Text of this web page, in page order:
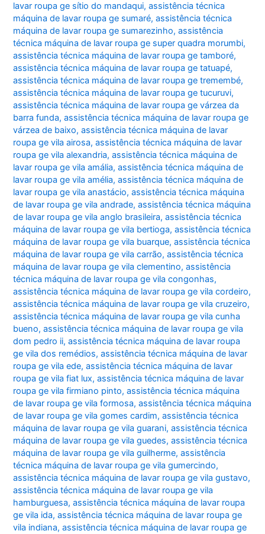
lavar roupa ge sítio do mandaqui,assistência técnica
máquina de lavar roupa ge sumaré,assistência técnica
máquina de lavar roupa ge sumarezinho,assistência
técnica máquina de lavar roupa ge super quadra morumbi,
assistência técnica máquina de lavar roupa ge tamboré,
assistência técnica máquina de lavar roupa ge tatuapé,
assistência técnica máquina de lavar roupa ge tremembé,
assistência técnica máquina de lavar roupa ge tucuruvi,
assistência técnica máquina de lavar roupa ge várzea da
barra funda,assistência técnica máquina de lavar roupa ge
várzea de baixo,assistência técnica máquina de lavar
roupa ge vila airosa,assistência técnica máquina de lavar
roupa ge vila alexandria,assistência técnica máquina de
lavar roupa ge vila amália,assistência técnica máquina de
lavar roupa ge vila amélia,assistência técnica máquina de
lavar roupa ge vila anastácio,assistência técnica máquina
de lavar roupa ge vila andrade,assistência técnica máquina
de lavar roupa ge vila anglo brasileira,assistência técnica
máquina de lavar roupa ge vila bertioga,assistência técnica
máquina de lavar roupa ge vila buarque,assistência técnica
máquina de lavar roupa ge vila carrão,assistência técnica
máquina de lavar roupa ge vila clementino,assistência
técnica máquina de lavar roupa ge vila congonhas,
assistência técnica máquina de lavar roupa ge vila cordeiro,
assistência técnica máquina de lavar roupa ge vila cruzeiro,
assistência técnica máquina de lavar roupa ge vila cunha
bueno,assistência técnica máquina de lavar roupa ge vila
dom pedro ii,assistência técnica máquina de lavar roupa
ge vila dos remédios,assistência técnica máquina de lavar
roupa ge vila ede,assistência técnica máquina de lavar
roupa ge vila fiat lux,assistência técnica máquina de lavar
roupa ge vila firmiano pinto,assistência técnica máquina
de lavar roupa ge vila formosa,assistência técnica máquina
de lavar roupa ge vila gomes cardim,assistência técnica
máquina de lavar roupa ge vila guarani,assistência técnica
máquina de lavar roupa ge vila guedes,assistência técnica
máquina de lavar roupa ge vila guilherme,assistência
técnica máquina de lavar roupa ge vila gumercindo,
assistência técnica máquina de lavar roupa ge vila gustavo,
assistência técnica máquina de lavar roupa ge vila
hamburguesa,assistência técnica máquina de lavar roupa
ge vila ida,assistência técnica máquina de lavar roupa ge
vila indiana,assistência técnica máquina de lavar roupa ge